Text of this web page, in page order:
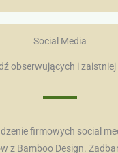
Social Media
obserwujących i zaistniej
firmowych social
z Bamboo Design.